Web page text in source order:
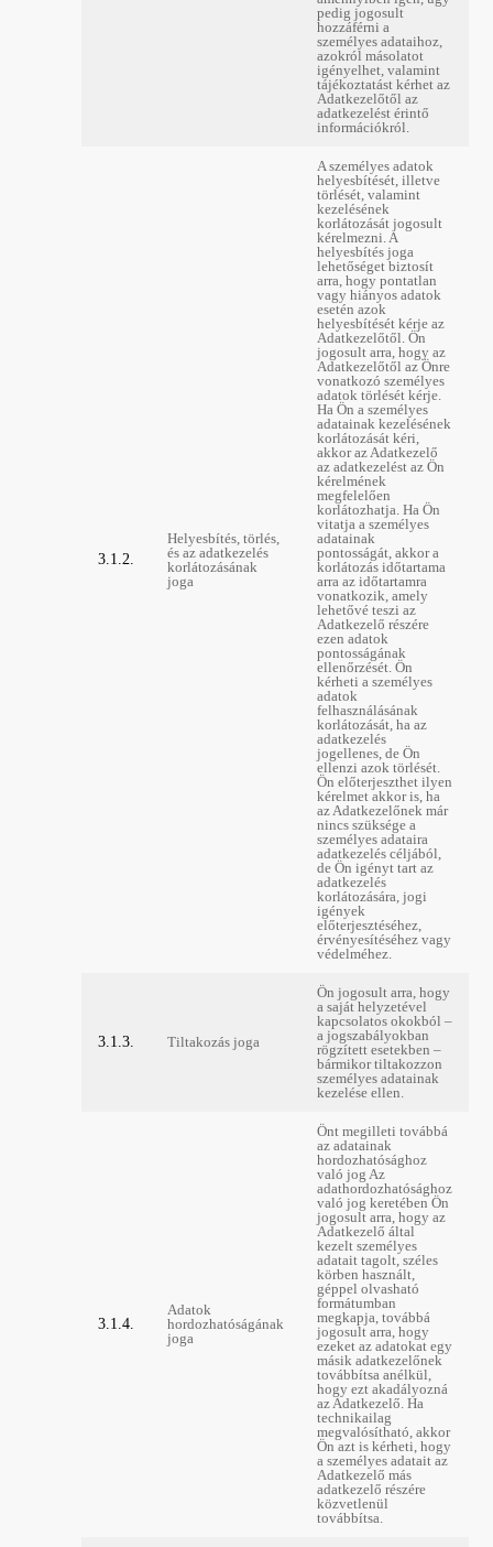
pedig jogosult
hozzáférni a
személyes adataihoz,
azokról másolatot
igényelhet, valamint
tájékoztatást kérhet az
Adatkezelőtől az
adatkezelést érintő
információkról.
3.1.2.
Helyesbítés, törlés,
és az adatkezelés
korlátozásának
joga
A személyes adatok
helyesbítését, illetve
törlését, valamint
kezelésének
korlátozását jogosult
kérelmezni. A
helyesbítés joga
lehetőséget biztosít
arra, hogy pontatlan
vagy hiányos adatok
esetén azok
helyesbítését kérje az
Adatkezelőtől. Ön
jogosult arra, hogy az
Adatkezelőtől az Önre
vonatkozó személyes
adatok törlését kérje.
Ha Ön a személyes
adatainak kezelésének
korlátozását kéri,
akkor az Adatkezelő
az adatkezelést az Ön
kérelmének
megfelelően
korlátozhatja. Ha Ön
vitatja a személyes
adatainak
pontosságát, akkor a
korlátozás időtartama
arra az időtartamra
vonatkozik, amely
lehetővé teszi az
Adatkezelő részére
ezen adatok
pontosságának
ellenőrzését. Ön
kérheti a személyes
adatok
felhasználásának
korlátozását, ha az
adatkezelés
jogellenes, de Ön
ellenzi azok törlését.
Ön előterjeszthet ilyen
kérelmet akkor is, ha
az Adatkezelőnek már
nincs szüksége a
személyes adataira
adatkezelés céljából,
de Ön igényt tart az
adatkezelés
korlátozására, jogi
igények
előterjesztéséhez,
érvényesítéséhez vagy
védelméhez.
3.1.3. Tiltakozás joga
Ön jogosult arra, hogy
a saját helyzetével
kapcsolatos okokból –
a jogszabályokban
rögzített esetekben –
bármikor tiltakozzon
személyes adatainak
kezelése ellen.
3.1.4.
Adatok
hordozhatóságának
joga
Önt megilleti továbbá
az adatainak
hordozhatósághoz
való jog Az
adathordozhatósághoz
való jog keretében Ön
jogosult arra, hogy az
Adatkezelő által
kezelt személyes
adatait tagolt, széles
körben használt,
géppel olvasható
formátumban
megkapja, továbbá
jogosult arra, hogy
ezeket az adatokat egy
másik adatkezelőnek
továbbítsa anélkül,
hogy ezt akadályozná
az Adatkezelő. Ha
technikailag
megvalósítható, akkor
Ön azt is kérheti, hogy
a személyes adatait az
Adatkezelő más
adatkezelő részére
közvetlenül
továbbítsa.